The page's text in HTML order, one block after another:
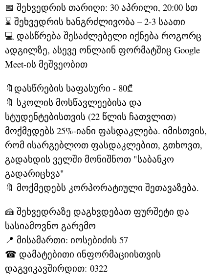
📅 შეხვედრის თარიღი: 30 აპრილი, 20:00 სთ
⌛ შეხვედრის ხანგრძლივობა – 2-3 საათი
💻 დასწრება შესაძლებელი იქნება როგორც
ადგილზე, ასევე ონლაინ ფორმატშიც Google
Meet-ის მეშვეობით
🔖დასწრების საფასური - 80₾
🔖 სკოლის მოსწავლეებისა და
სტუდენტებისთვის (22 წლის ჩათვლით)
მოქმედებს 25%-იანი ფასდაკლება. იმისთვის,
რომ ისარგებლოთ ფასდაკლებით, გთხოვთ,
გადახდის ველში მონიშნოთ "საბანკო
გადარიცხვა"
🔖 მოქმედებს კორპორატიული შეთავაზება.
🍰 შეხვედრაზე დაგხვდებათ ფურშეტი და
სასიამოვნო გარემო
📍 მისამართი: იოსებიძის 57
☎ დამატებითი ინფორმაციისთვის
დაგვიკავშირდით: 0322